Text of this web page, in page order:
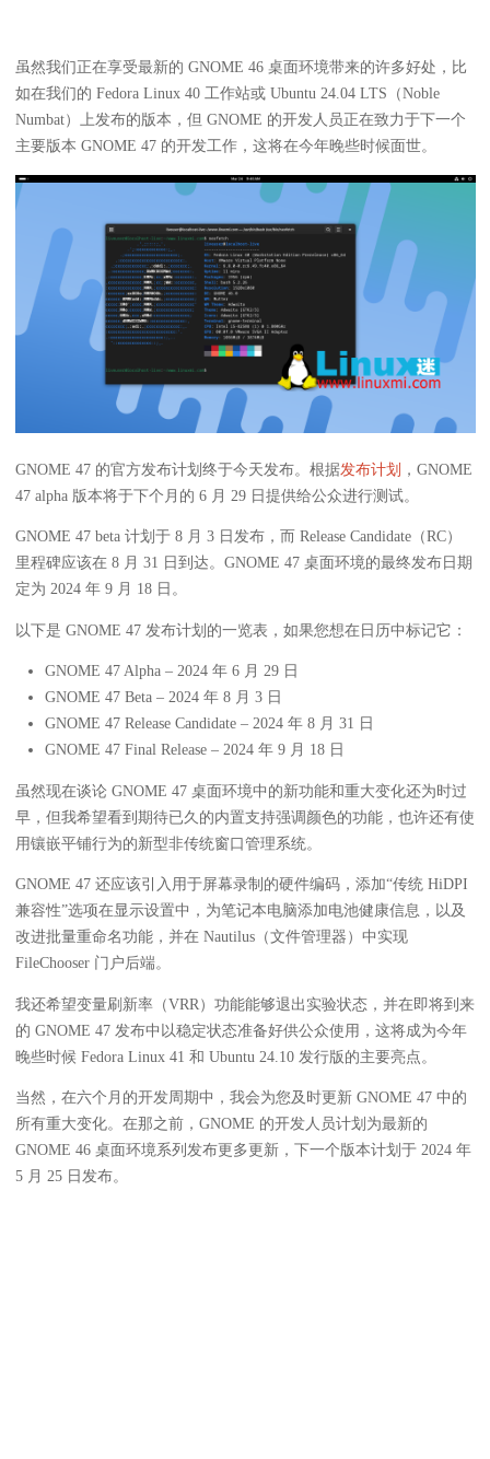
虽然我们正在享受最新的 GNOME 46 桌面环境带来的许多好处，比
如在我们的 Fedora Linux 40 工作站或 Ubuntu 24.04 LTS（Noble
Numbat）上发布的版本，但 GNOME 的开发人员正在致力于下一个
主要版本 GNOME 47 的开发工作，这将在今年晚些时候面世。
GNOME 47 的官方发布计划终于今天发布。根据发布计划 ，GNOME
47 alpha 版本将于下个月的 6 月 29 日提供给公众进行测试。
GNOME 47 beta 计划于 8 月 3 日发布，而 Release Candidate（RC）
里程碑应该在 8 月 31 日到达。GNOME 47 桌面环境的最终发布日期
定为 2024 年 9 月 18 日。
以下是 GNOME 47 发布计划的一览表，如果您想在日历中标记它：
GNOME 47 Alpha – 2024 年 6 月 29 日
GNOME 47 Beta – 2024 年 8 月 3 日
GNOME 47 Release Candidate – 2024 年 8 月 31 日
GNOME 47 Final Release – 2024 年 9 月 18 日
虽然现在谈论 GNOME 47 桌面环境中的新功能和重大变化还为时过
早，但我希望看到期待已久的内置支持强调颜色的功能，也许还有使
用镶嵌平铺行为的新型非传统窗口管理系统。
GNOME 47 还应该引入用于屏幕录制的硬件编码，添加“传统 HiDPI
兼容性”选项在显示设置中，为笔记本电脑添加电池健康信息，以及
改进批量重命名功能，并在 Nautilus（文件管理器）中实现
FileChooser 门户后端。
我还希望变量刷新率（VRR）功能能够退出实验状态，并在即将到来
的 GNOME 47 发布中以稳定状态准备好供公众使用，这将成为今年
晚些时候 Fedora Linux 41 和 Ubuntu 24.10 发行版的主要亮点。
当然，在六个月的开发周期中，我会为您及时更新 GNOME 47 中的
所有重大变化。在那之前，GNOME 的开发人员计划为最新的
GNOME 46 桌面环境系列发布更多更新，下一个版本计划于 2024 年
5 月 25 日发布。